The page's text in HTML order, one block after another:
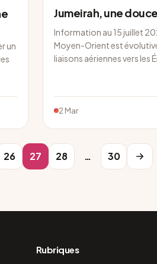
un
Jumeirah, une
Information au 15 juillet
Moyen-Orient est
liaisons aériennes vers les
2 Mar
26 27 28 … 30
Rubriques